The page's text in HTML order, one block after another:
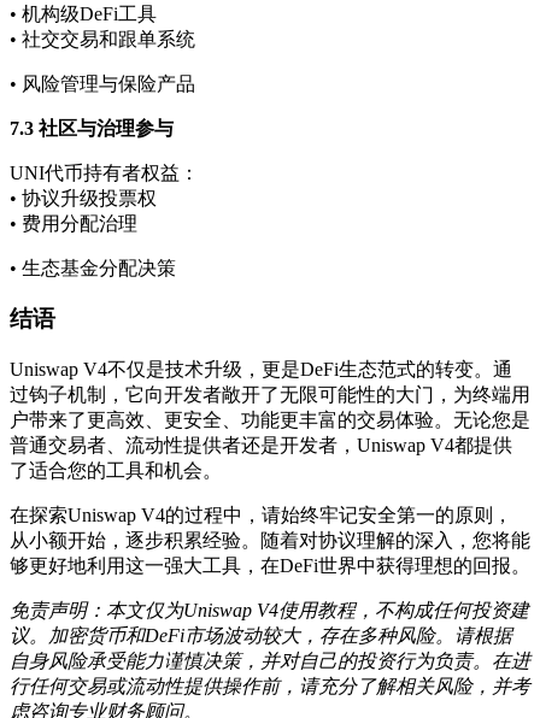
• 机构级DeFi工具
• 社交交易和跟单系统
• 风险管理与保险产品
7.3 社区与治理参与
UNI代币持有者权益：
• 协议升级投票权
• 费用分配治理
• 生态基金分配决策
结语
Uniswap V4不仅是技术升级，更是DeFi生态范式的转变。通
过钩子机制，它向开发者敞开了无限可能性的大门，为终端用
户带来了更高效、更安全、功能更丰富的交易体验。无论您是
普通交易者、流动性提供者还是开发者，Uniswap V4都提供
了适合您的工具和机会。
在探索Uniswap V4的过程中，请始终牢记安全第一的原则，
从小额开始，逐步积累经验。随着对协议理解的深入，您将能
够更好地利用这一强大工具，在DeFi世界中获得理想的回报。
免责声明：本文仅为Uniswap V4使用教程，不构成任何投资建
议。加密货币和DeFi市场波动较大，存在多种风险。请根据
自身风险承受能力谨慎决策，并对自己的投资行为负责。在进
行任何交易或流动性提供操作前，请充分了解相关风险，并考
虑咨询专业财务顾问。